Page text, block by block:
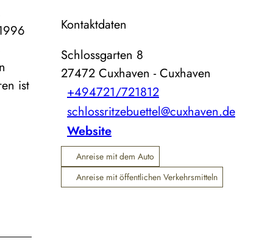
ist
Kontaktdaten
Schlossgarten 8
27472 Cuxhaven - Cuxhaven
+494721/721812
schlossritzebuettel@cuxhaven.de
Website
Anreise mit dem Auto
Anreise mit öffentlichen Verkehrsmitteln